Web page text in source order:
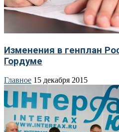
Изменения в генплан
Гордуме
Главное 15 декабря 2015